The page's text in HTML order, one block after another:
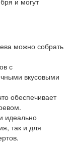
можно собрать
с
вкусовыми
обеспечивает
идеально
так и для